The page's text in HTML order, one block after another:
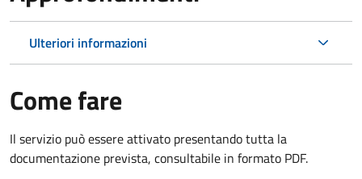
Ulteriori informazioni
Come fare
Il servizio può essere attivato presentando tutta la
documentazione prevista, consultabile in formato PDF.